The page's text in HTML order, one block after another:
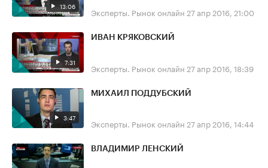
13:06 Эксперты. Рынок онлайн 27 апр 2016, 21:00
7:31
ИВАН КРЯКОВСКИЙ
Эксперты. Рынок онлайн 27 апр 2016, 18:39
3:47
МИХАИЛ ПОДДУБСКИЙ
Эксперты. Рынок онлайн 27 апр 2016, 14:44
ВЛАДИМИР ЛЕНСКИЙ